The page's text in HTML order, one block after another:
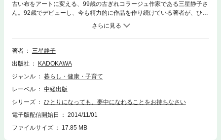
古い布をアートに変える、99歳の古ぎれコラージュ作家である三星静子さ
ん。92歳でデビューし、今も精力的に作品を作り続けている著者が、ひと
り暮らしの楽しみ方と寂しさの乗り越え方、食事やおしゃれ、家族とのエ
ピソードなどを語る。「うちこめるものがあったから、体の痛み、家族の
死を乗り越えられた」という言葉に、一生続けられる趣味を持つことの大
切さと、静かな自信が伝わってくる。集めている古い布やきれ、昔から使
りする写真も掲載。101歳でまた個展を開くことが目標という著者から、
笑顔とパワーがもらえるハートフルなエッセイ！
著者
三星静子
出版社
KADOKAWA
ジャンル
暮らし・健康・子育て
レーベル
中経出版
シリーズ
ひとりになっても、夢中になれることをお持ちなさい
電子版配信開始日
2014/11/01
ファイルサイズ
17.85 MB